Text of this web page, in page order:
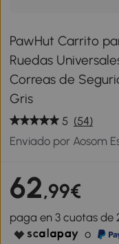
PawHut Carrito
Ruedas
Correas de
Gris
5 (54)
Enviado por Aosom
62,99€
paga en 3 cuotas de
o